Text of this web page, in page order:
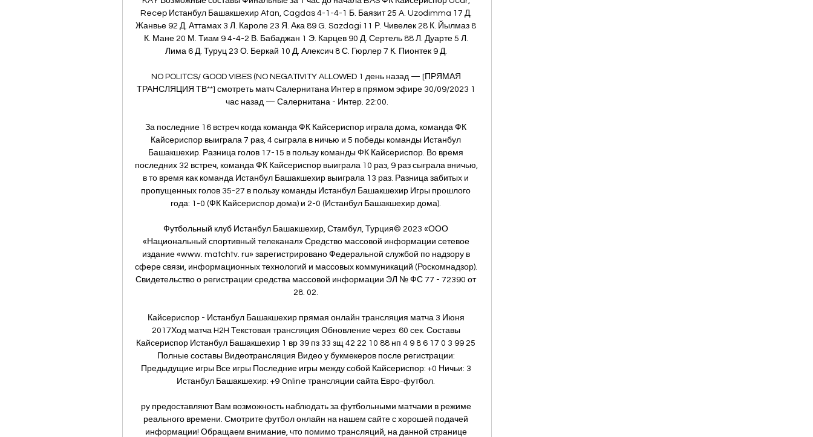
Recep Истанбул Башакшехир Atan, Cagdas 4-1-4-1 Б. Баязит 25 A. Uzodimma 17 Д.
Жанвье 92 Д. Аттамах 3 Л. Кароле 23 Я. Ака 89 G. Sazdagi 11 Р. Чивелек 28 К. Йылмаз 8
К. Мане 20 М. Тиам 9 4-4-2 В. Бабаджан 1 Э. Карцев 90 Д. Сертель 88 Л. Дуарте 5 Л.
Лима 6 Д. Туруц 23 О. Беркай 10 Д. Алексич 8 С. Гюрлер 7 К. Пионтек 9 Д.
NO POLITCS/ GOOD VIBES (NO NEGATIVITY ALLOWED 1 день назад — [ПРЯМАЯ
ТРАНСЛЯЦИЯ ТВ**] смотреть матч Салернитана Интер в прямом эфире 30/09/2023 1
час назад — Салернитана - Интер. 22:00.
За последние 16 встреч когда команда ФК Кайсериспор играла дома, команда ФК
Кайсериспор выиграла 7 раз, 4 сыграла в ничью и 5 победы команды Истанбул
Башакшехир. Разница голов 17-15 в пользу команды ФК Кайсериспор. Во время
последних 32 встреч, команда ФК Кайсериспор выиграла 10 раз, 9 раз сыграла вничью,
в то время как команда Истанбул Башакшехир выиграла 13 раз. Разница забитых и
пропущенных голов 35-27 в пользу команды Истанбул Башакшехир Игры прошлого
года: 1-0 (ФК Кайсериспор дома) и 2-0 (Истанбул Башакшехир дома).
Футбольный клуб Истанбул Башакшехир, Стамбул, Турция© 2023 «ООО
«Национальный спортивный телеканал» Средство массовой информации сетевое
издание «www. matchtv. ru» зарегистрировано Федеральной службой по надзору в
сфере связи, информационных технологий и массовых коммуникаций (Роскомнадзор).
Свидетельство о регистрации средства массовой информации ЭЛ № ФС 77 - 72390 от
28. 02.
Кайсериспор - Истанбул Башакшехир прямая онлайн трансляция матча 3 Июня
2017Ход матча H2H Текстовая трансляция Обновление через: 60 сек. Составы
Кайсериспор Истанбул Башакшехир 1 вр 39 пз 33 зщ 42 22 10 88 нп 4 9 8 6 17 0 3 99 25
Полные составы Видеотрансляция Видео у букмекеров после регистрации:
Предыдущие игры Все игры Последние игры между собой Кайсериспор: +0 Ничьи: 3
Истанбул Башакшехир: +9 Online трансляции сайта Евро-футбол.
ру предоставляют Вам возможность наблюдать за футбольными матчами в режиме
реального времени. Смотрите футбол онлайн на нашем сайте с хорошей подачей
информации! Обращаем внимание, что помимо трансляций, на данной странице